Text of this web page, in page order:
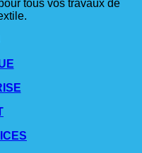
tous vos travaux de